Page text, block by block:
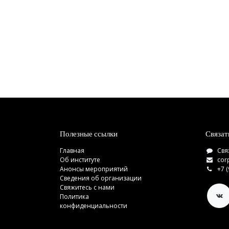
Полезные ссылки
Главная
Об институте
Анонсы мероприятий
Сведения об организации
Свяжитесь с нами
Политика
конфиденциальности
+7